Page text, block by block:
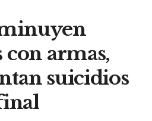
armas,
suicidios